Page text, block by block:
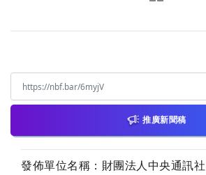
推廣新聞稿
發佈單位名稱：財團法人中央通訊社